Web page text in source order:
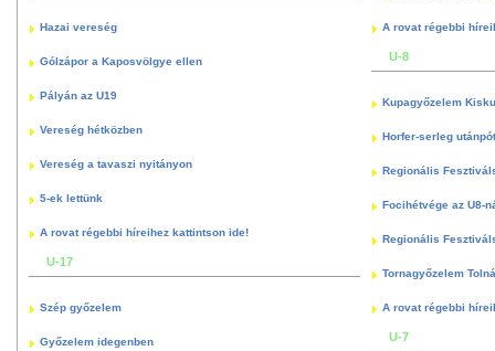
Hazai vereség
Gólzápor a Kaposvölgye ellen
Pályán az U19
Vereség hétközben
Vereség a tavaszi nyitányon
5-ek lettünk
A rovat régebbi híreihez kattintson ide!
U-17
Szép győzelem
Győzelem idegenben
A rovat régebbi
U-8
Kupagyőzelem
Horfer-serleg
Regionális
Focihétvége az U8-
Regionális
Tornagyőzelem
A rovat régebbi
U-7